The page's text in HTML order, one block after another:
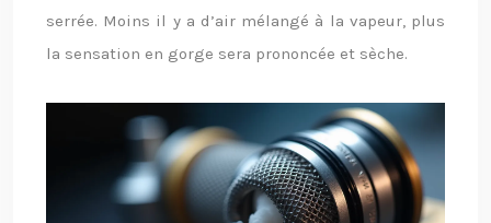
serrée. Moins il y a d’air mélangé à la vapeur, plus
la sensation en gorge sera prononcée et sèche.